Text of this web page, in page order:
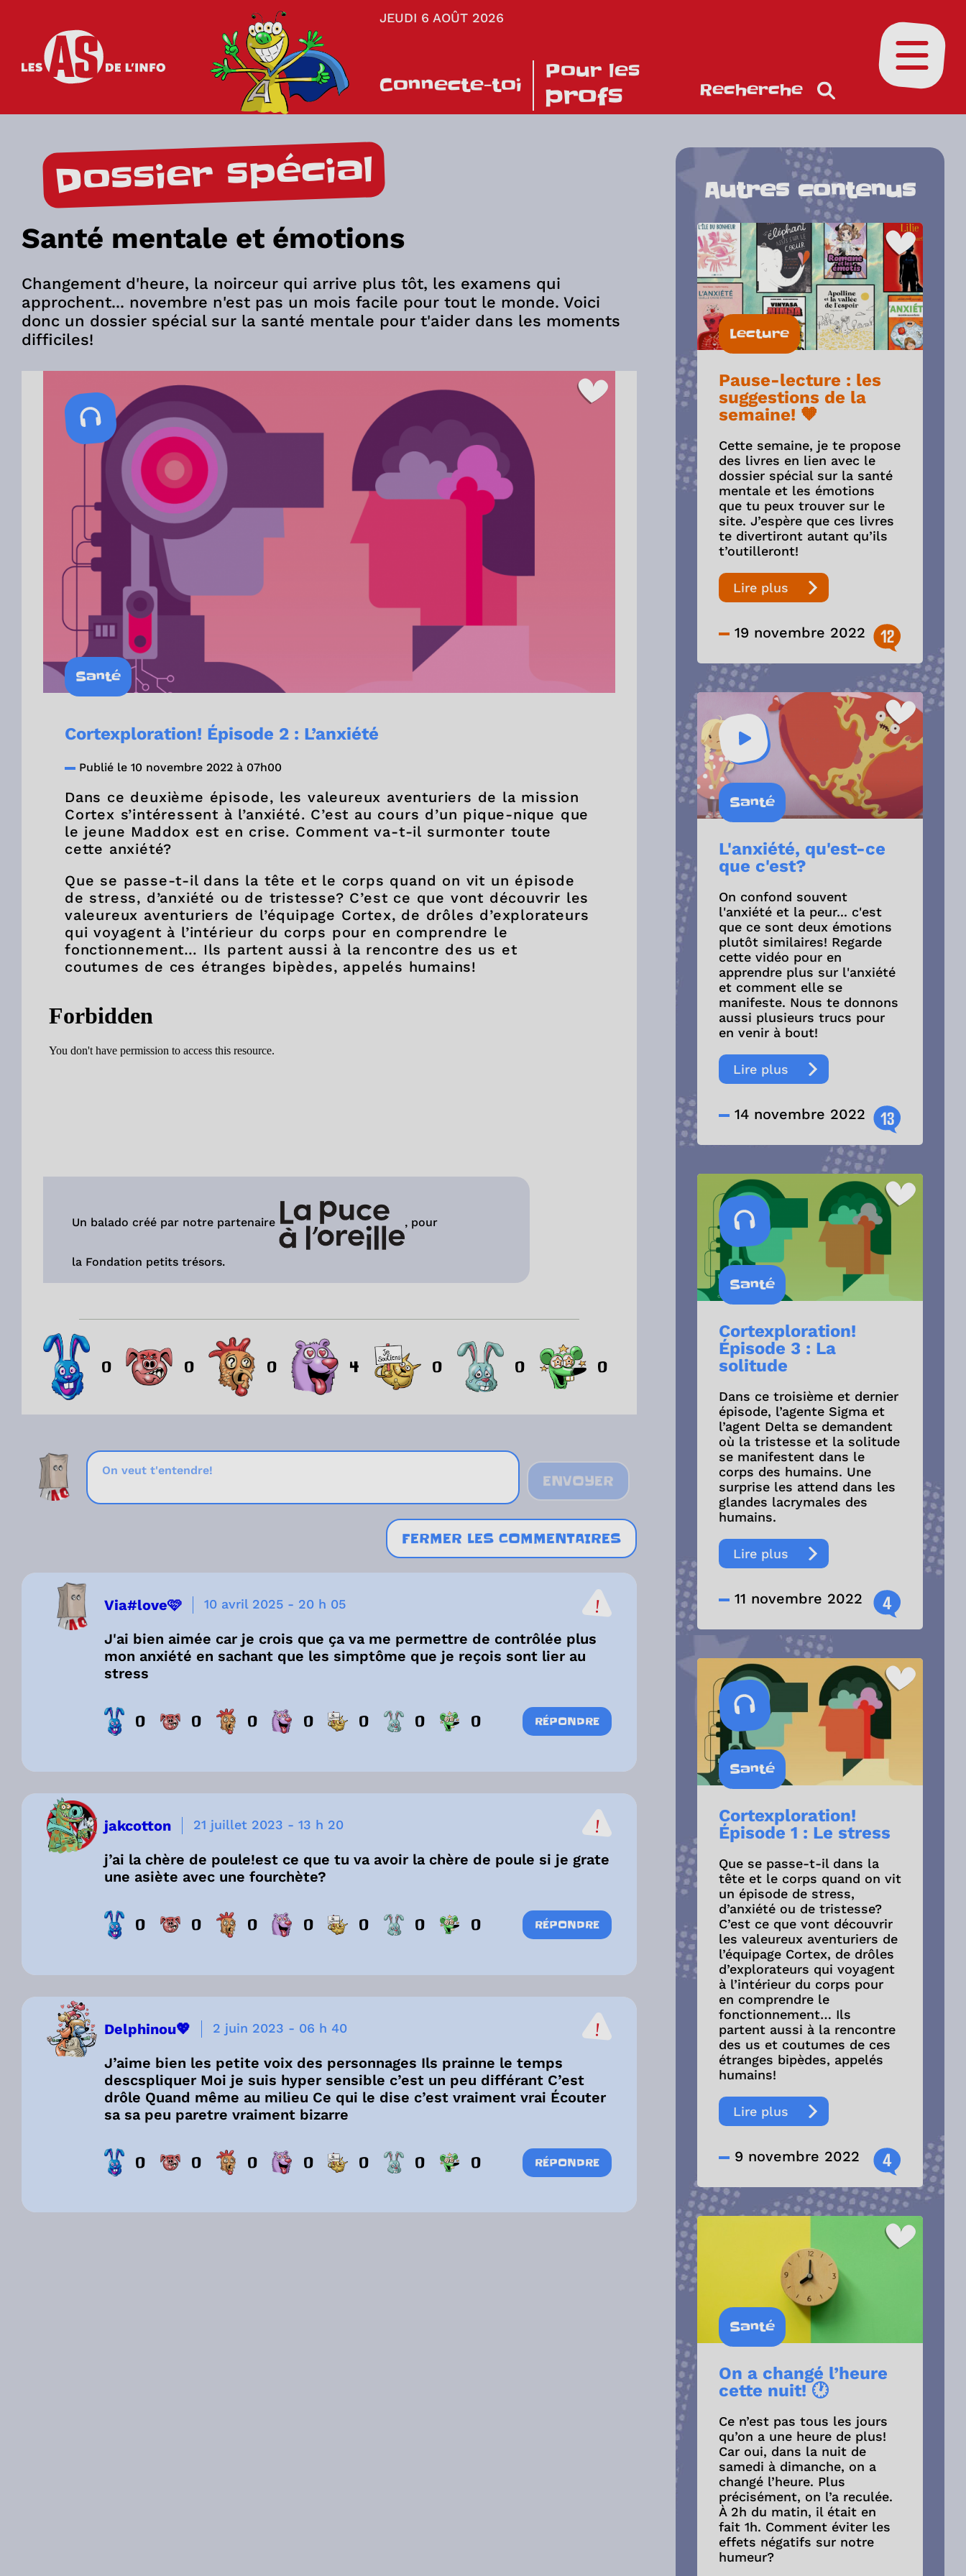
JEUDI 6 AOÛT 2026
Connecte-toi
Pour les
profs Recherche
Ouvrir le
Dossier spécial
Santé mentale et émotions
Changement d'heure, la noirceur qui arrive plus tôt, les examens qui
approchent... novembre n'est pas un mois facile pour tout le monde. Voici
donc un dossier spécial sur la santé mentale pour t'aider dans les moments
difficiles!
Santé
Cortexploration! Épisode 2 : L’anxiété
Publié le 10 novembre 2022 à 07h00
Dans ce deuxième épisode, les valeureux aventuriers de la mission
Cortex s’intéressent à l’anxiété. C’est au cours d’un pique-nique que
le jeune Maddox est en crise. Comment va-t-il surmonter toute
cette anxiété?
Que se passe-t-il dans la tête et le corps quand on vit un épisode
de stress, d’anxiété ou de tristesse? C’est ce que vont découvrir les
valeureux aventuriers de l’équipage Cortex, de drôles d’explorateurs
qui voyagent à l’intérieur du corps pour en comprendre le
fonctionnement… Ils partent aussi à la rencontre des us et
coutumes de ces étranges bipèdes, appelés humains!
Un balado créé par notre partenaire , pour
la Fondation petits trésors.
0 0 0 4 0 0 0
ENVOYER
FERMER LES COMMENTAIRES
Via#love🩷 10 avril 2025 - 20 h 05
J'ai bien aimée car je crois que ça va me permettre de contrôlée plus
mon anxiété en sachant que les simptôme que je reçois sont lier au
stress
0 0 0 0 0 0 0 RÉPONDRE
jakcotton 21 juillet 2023 - 13 h 20
j’ai la chère de poule!est ce que tu va avoir la chère de poule si je grate
une asiète avec une fourchète?
0 0 0 0 0 0 0 RÉPONDRE
Delphinou💖 2 juin 2023 - 06 h 40
J’aime bien les petite voix des personnages Ils prainne le temps
descspliquer Moi je suis hyper sensible c’est un peu différant C’est
drôle Quand même au milieu Ce qui le dise c’est vraiment vrai Écouter
sa sa peu paretre vraiment bizarre
0 0 0 0 0 0 0 RÉPONDRE
Autres contenus
Lecture
Pause-lecture : les
suggestions de la
semaine! 🧡
Cette semaine, je te propose
des livres en lien avec le
dossier spécial sur la santé
mentale et les émotions
que tu peux trouver sur le
site. J’espère que ces livres
te divertiront autant qu’ils
t’outilleront!
Lire plus
19 novembre 2022 12
Santé
L'anxiété, qu'est-ce
que c'est?
On confond souvent
l'anxiété et la peur... c'est
que ce sont deux émotions
plutôt similaires! Regarde
cette vidéo pour en
apprendre plus sur l'anxiété
et comment elle se
manifeste. Nous te donnons
aussi plusieurs trucs pour
en venir à bout!
Lire plus
14 novembre 2022 13
Santé
Cortexploration!
Épisode 3 : La
solitude
Dans ce troisième et dernier
épisode, l’agente Sigma et
l’agent Delta se demandent
où la tristesse et la solitude
se manifestent dans le
corps des humains. Une
surprise les attend dans les
glandes lacrymales des
humains.
Lire plus
11 novembre 2022 4
Santé
Cortexploration!
Épisode 1 : Le stress
Que se passe-t-il dans la
tête et le corps quand on vit
un épisode de stress,
d’anxiété ou de tristesse?
C’est ce que vont découvrir
les valeureux aventuriers de
l’équipage Cortex, de drôles
d’explorateurs qui voyagent
à l’intérieur du corps pour
en comprendre le
fonctionnement… Ils
partent aussi à la rencontre
des us et coutumes de ces
étranges bipèdes, appelés
humains!
Lire plus
9 novembre 2022 4
Santé
On a changé l’heure
cette nuit! 🕐
Ce n’est pas tous les jours
qu’on a une heure de plus!
Car oui, dans la nuit de
samedi à dimanche, on a
changé l’heure. Plus
précisément, on l’a reculée.
À 2h du matin, il était en
fait 1h. Comment éviter les
effets négatifs sur notre
humeur?